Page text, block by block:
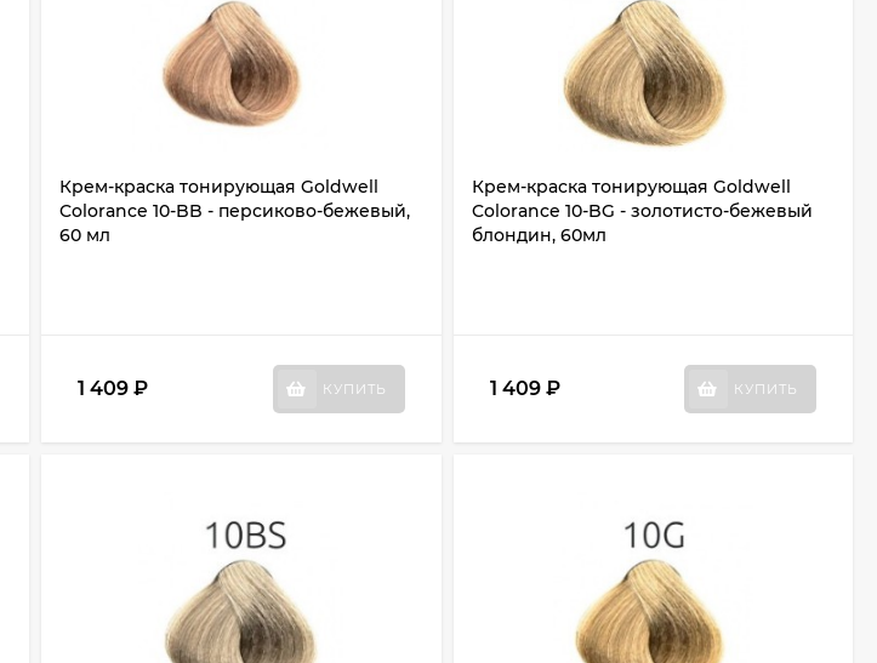
Крем-краска тонирующая Goldwell
Colorance 10-BB - персиково-бежевый,
60 мл
1 409₽ КУПИТЬ
Крем-краска тонирующая Goldwell
Colorance 10-BG - золотисто-бежевый
блондин, 60мл
1 409 ₽ КУПИТЬ